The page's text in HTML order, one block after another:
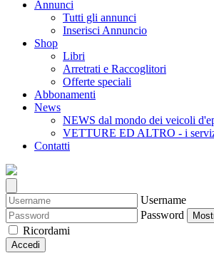
Annunci
Tutti gli annunci
Inserisci Annuncio
Shop
Libri
Arretrati e Raccoglitori
Offerte speciali
Abbonamenti
News
NEWS dal mondo dei veicoli
VETTURE ED ALTRO - i
Contatti
Username
Password
Ricordami
Accedi